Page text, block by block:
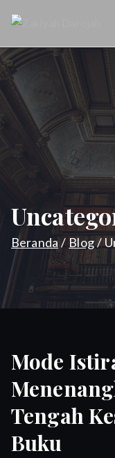
konten
Beranda Blog
Mode
Tengah
Buku